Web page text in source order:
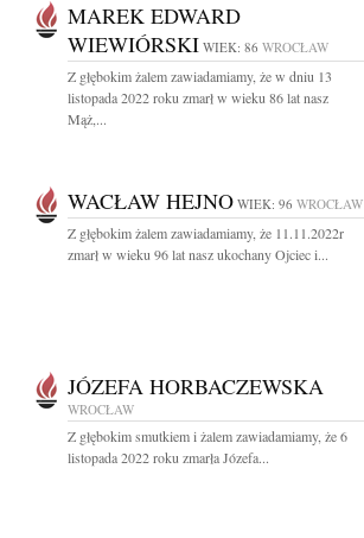
MAREK EDWARD
WIEWIÓRSKI WIEK: 86 WROCŁAW
Z głębokim żalem zawiadamiamy, że w dniu 13
listopada 2022 roku zmarł w wieku 86 lat nasz
Mąż,...
WACŁAW HEJNO WIEK: 96 WROCŁAW
Z głębokim żalem zawiadamiamy, że 11.11.2022r
zmarł w wieku 96 lat nasz ukochany Ojciec i...
JÓZEFA HORBACZEWSKA
WROCŁAW
Z głębokim smutkiem i żalem zawiadamiamy, że 6
listopada 2022 roku zmarła Józefa...